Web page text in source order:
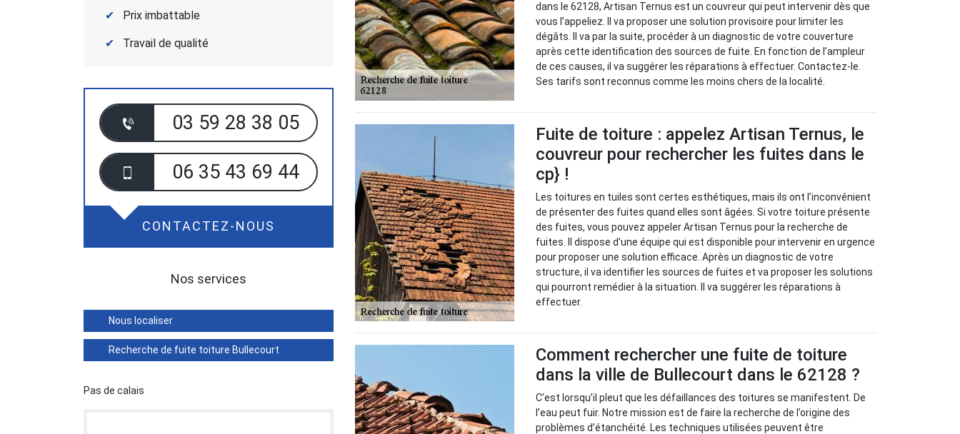
Prix imbattable
Travail de qualité
03 59 28 38 05
06 35 43 69 44
CONTACTEZ-NOUS
Nos services
Nous localiser
Recherche de fuite toiture Bullecourt
Pas de calais
dans le 62128, Artisan Ternus est un couvreur qui peut intervenir dès que
vous l’appeliez. Il va proposer une solution provisoire pour limiter les
dégâts. Il va par la suite, procéder à un diagnostic de votre couverture
après cette identification des sources de fuite. En fonction de l’ampleur
de ces causes, il va suggérer les réparations à effectuer. Contactez-le.
Ses tarifs sont reconnus comme les moins chers de la localité.
Fuite de toiture : appelez Artisan Ternus, le
couvreur pour rechercher les fuites dans le
cp} !
Les toitures en tuiles sont certes esthétiques, mais ils ont l’inconvénient
de présenter des fuites quand elles sont âgées. Si votre toiture présente
des fuites, vous pouvez appeler Artisan Ternus pour la recherche de
fuites. Il dispose d’une équipe qui est disponible pour intervenir en urgence
pour proposer une solution efficace. Après un diagnostic de votre
structure, il va identifier les sources de fuites et va proposer les solutions
qui pourront remédier à la situation. Il va suggérer les réparations à
effectuer.
Comment rechercher une fuite de toiture
dans la ville de Bullecourt dans le 62128 ?
C’est lorsqu’il pleut que les défaillances des toitures se manifestent. De
l’eau peut fuir. Notre mission est de faire la recherche de l’origine des
problèmes d’étanchéité. Les techniques utilisées peuvent être